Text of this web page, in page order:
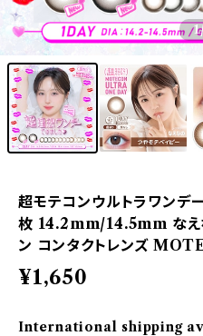
1
超モテコンウルトラワンデ
枚 14.2mm/14.5mm なえ
ン コンタクトレンズ
¥1,650
International shipping